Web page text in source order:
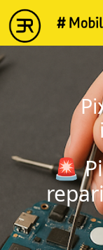
string(6) "Pixel5"
🚨